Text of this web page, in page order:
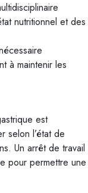
nutritionnel et des
à maintenir les
est
selon l’état de
Un arrêt de travail
pour permettre une